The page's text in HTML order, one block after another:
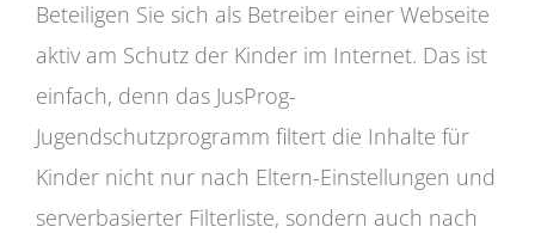
Beteiligen Sie sich als Betreiber einer Webseite
aktiv am Schutz der Kinder im Internet. Das ist
einfach, denn das JusProg-
Jugendschutzprogramm filtert die Inhalte für
Kinder nicht nur nach Eltern-Einstellungen und
serverbasierter Filterliste, sondern auch nach